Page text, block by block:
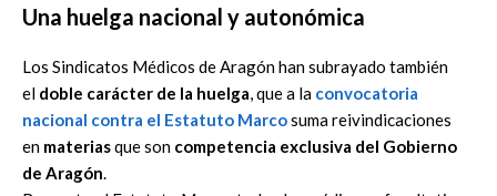
Una huelga nacional y autonómica
Los Sindicatos Médicos de Aragón han subrayado también
el doble carácter de la huelga, que a la convocatoria
nacional contra el Estatuto Marcosuma reivindicaciones
en materiasque son competencia exclusiva del Gobierno
de Aragón.